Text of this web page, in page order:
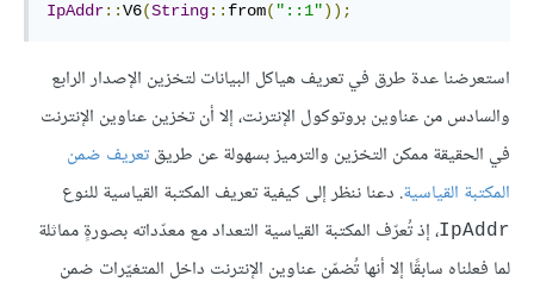
IpAddr::V6(String:: from( "::1"));
استعرضنا عدة طرق في تعريف هياكل البيانات لتخزين الإصدار الرابع
والسادس من عناوين بروتوكول الإنترنت، إلا أن تخزين عناوين الإنترنت
في الحقيقة ممكن التخزين والترميز بسهولة عن طريقتعريف ضمن
المكتبة القياسية. دعنا ننظر إلى كيفية تعريف المكتبة القياسية للنوع
IpAddr، إذ تُعرّف المكتبة القياسية التعداد مع معدّداته بصورةٍ مماثلة
لما فعلناه سابقًا إلا أنها تُضمّن عناوين الإنترنت داخل المتغيّرات ضمن